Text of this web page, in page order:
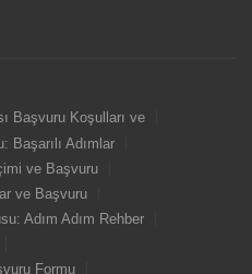
Başvuru Koşulları ve
Başarılı Adımlar
ve Başvuru
ve Başvuru
Adım Adım Rehber
Formu